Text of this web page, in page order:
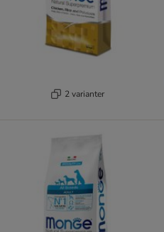
2 varianter